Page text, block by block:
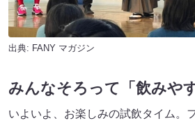
出典: FANY マガジン
みんなそろって「飲みや
いよいよ、お楽しみの試飲タイム。